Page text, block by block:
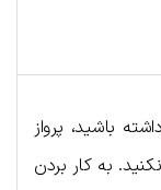
باشید، پرواز
به کار بردن